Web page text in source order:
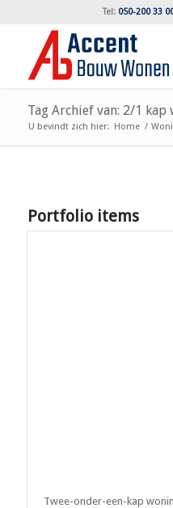
Tel: 050-200 33
Tag Archief van: 2/1 kap
U bevindt zich hier: Home /
Portfolio items
Twee-onder-een-kap